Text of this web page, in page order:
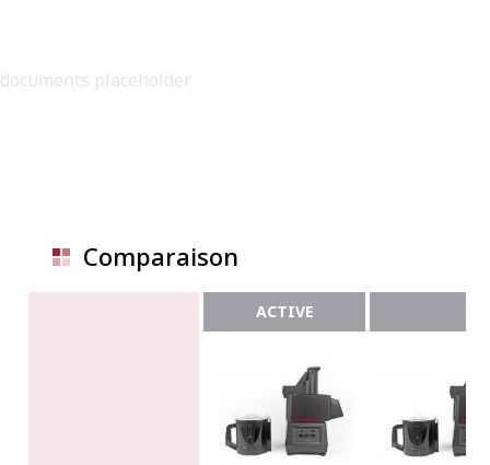
documents placeholder
Comparaison
ACTIVE